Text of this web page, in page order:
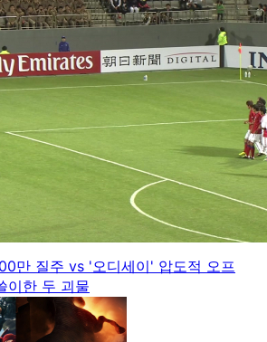
만 질주 vs '오디세이' 압도적 오프
이한 두 괴물